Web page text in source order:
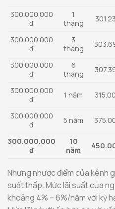
300.000.000
đ
1
tháng
300.000.000
đ
3
tháng
300.000.000
đ
6
tháng
300.000.000
đ
1 năm
300.000.000
đ
5 năm
300.000.000
đ
10
năm
Nhưng nhược điểm của kênh
suất thấp. Mức lãi suất của
khoảng 4% – 6%/năm với kỳ